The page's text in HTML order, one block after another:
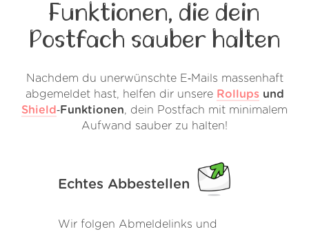
Funktionen, die dein
Postfach sauber halten
Nachdem du unerwünschte E‑Mails massenhaft
abgemeldet hast, helfen dir unsere Rollupsund
Shield‑Funktionen, dein Postfach mit minimalem
Aufwand sauber zu halten!
Echtes Abbestellen
Wir folgen Abmeldelinks und